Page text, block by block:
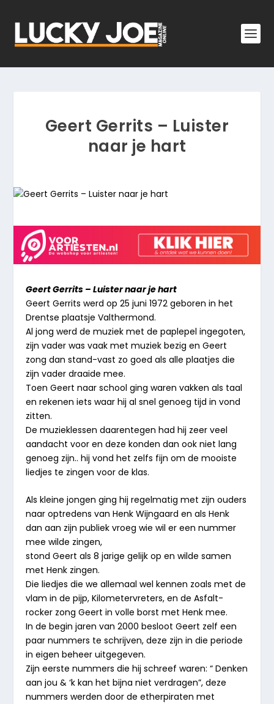
Geert Gerrits – Luister
naar je hart
Geert Gerrits – Luister naar je hart
Geert Gerrits werd op 25 juni 1972 geboren in het
Drentse plaatsje Valthermond.
Al jong werd de muziek met de paplepel ingegoten,
zijn vader was vaak met muziek bezig en Geert
zong dan stand-vast zo goed als alle plaatjes die
zijn vader draaide mee.
Toen Geert naar school ging waren vakken als taal
en rekenen iets waar hij al snel genoeg tijd in vond
zitten.
De muzieklessen daarentegen had hij zeer veel
aandacht voor en deze konden dan ook niet lang
genoeg zijn.. hij vond het zelfs fijn om de mooiste
liedjes te zingen voor de klas.
Als kleine jongen ging hij regelmatig met zijn ouders
naar optredens van Henk Wijngaard en als Henk
dan aan zijn publiek vroeg wie wil er een nummer
mee wilde zingen,
stond Geert als 8 jarige gelijk op en wilde samen
met Henk zingen.
Die liedjes die we allemaal wel kennen zoals met de
vlam in de pijp, Kilometervreters, en de Asfalt-
rocker zong Geert in volle borst met Henk mee.
In de begin jaren van 2000 besloot Geert zelf een
paar nummers te schrijven, deze zijn in die periode
in eigen beheer uitgegeven.
Zijn eerste nummers die hij schreef waren: “ Denken
aan jou & ‘k kan het bijna niet verdragen”, deze
nummers werden door de etherpiraten met